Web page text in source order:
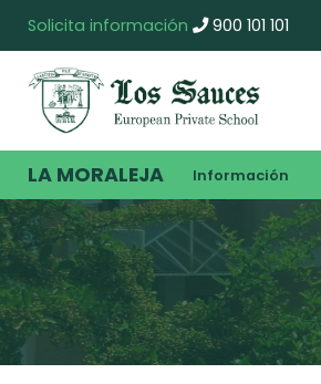
Solicita información 900 101 101
LA MORALEJA Información